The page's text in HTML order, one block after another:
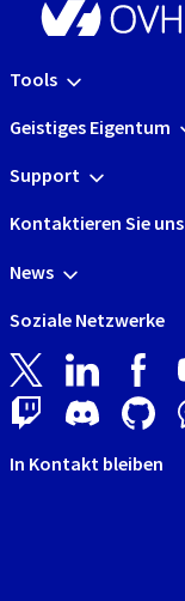
Tools
Geistiges Eigentum
Support
Kontaktieren Sie uns
News
Soziale Netzwerke
In Kontakt bleiben